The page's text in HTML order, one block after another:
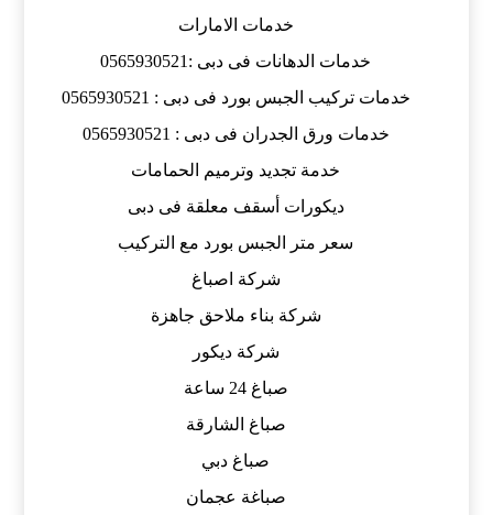
خدمات الامارات
خدمات الدهانات فى دبى :0565930521
خدمات تركيب الجبس بورد فى دبى : 0565930521
خدمات ورق الجدران فى دبى : 0565930521
خدمة تجديد وترميم الحمامات
ديكورات أسقف معلقة فى دبى
سعر متر الجبس بورد مع التركيب
شركة اصباغ
شركة بناء ملاحق جاهزة
شركة ديكور
صباغ 24 ساعة
صباغ الشارقة
صباغ دبي
صباغة عجمان